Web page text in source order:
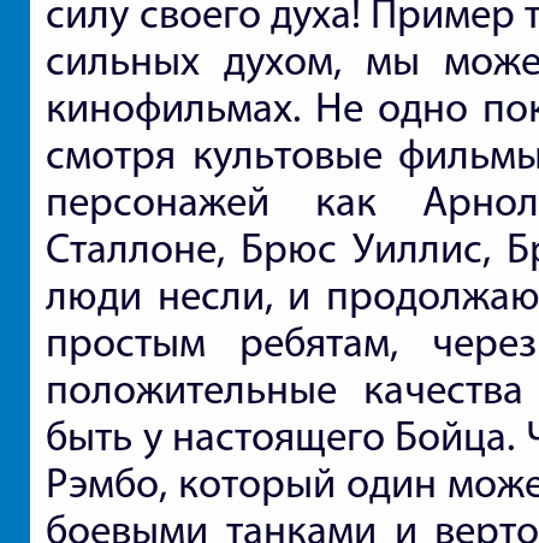
силу своего духа!
сильных духом, мы
кинофильмах. Не одно
смотря культовые
персонажей как
Сталлоне, Брюс Уиллис,
люди несли, и
простым ребятам,
положительные
быть у настоящего
Рэмбо, который один
боевыми танками и